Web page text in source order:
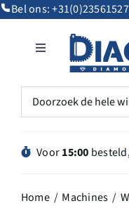
GaBel ons:
Toggle
Navigation
Mijn Account
Voor15:00
Home Machines